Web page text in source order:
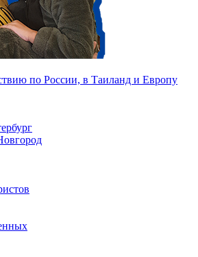
по России, в Таиланд и Европу